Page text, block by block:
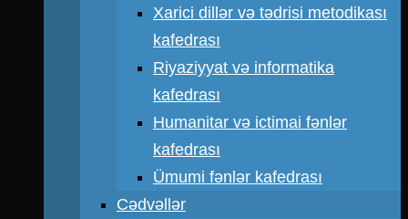
Xarici dillər və tədrisi metodikası
kafedrası
Riyaziyyat və informatika
kafedrası
Humanitar və ictimai fənlər
kafedrası
Ümumi fənlər kafedrası
Cədvəllər